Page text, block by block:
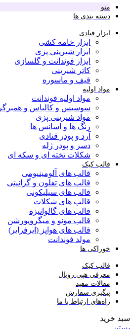
منو
دسته بندی ها
ابزار قنادی
ابزار خامه کشی
ابزار شیرینی پزی
ابزار فوندانت و گلسازی
کاتر شیرینی
قیف و ماسوره
مواد اولیه
مواد اولیه فوندانت
سوسیس و کالباس و همبرگر
مواد شیرینی پزی
رنگ ها و اسانس ها
آرد و پودر قنادی
دسر و پودر ژله
شکلات تخته ای و سکه ای
قالب کیک
قالب های آلومینیومی
قالب های تفلون و گرانیتی
قالب های سیلیکونی
قالب های شکلات
قالب های گالوانیزه
قالب مونو و میگروپورشن
قالب های هواپز (ایرفرایر)
مولد فوندانت
خوراکی ها
قالب کیک
معرفی هپی رویال
مقالات مفید
پیگیری سفارش
راه‌های ارتباط با ما
سبد خرید